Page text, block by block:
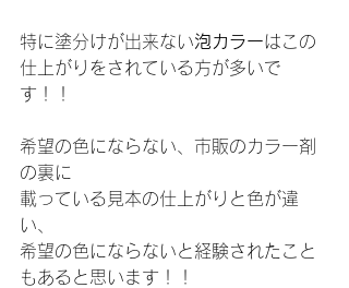
特に塗分けが出来ない泡カラーはこの
仕上がりをされている方が多いで
す！！
希望の色にならない、市販のカラー剤
の裏に
載っている見本の仕上がりと色が違
い、
希望の色にならないと経験されたこと
もあると思います！！